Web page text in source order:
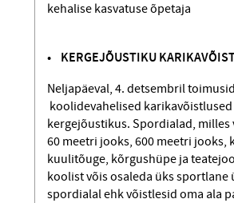
kehalise kasvatuse õpetaja
• KERGEJÕUSTIKU
Neljapäeval, 4. detsembril
koolidevahelised karikavõistlused
kergejõustikus. Spordialad,
60 meetri jooks, 600 meetri jooks,
kuulitõuge, kõrgushüpe ja
koolist võis osaleda üks sportlane
spordialal ehk võistlesid oma ala